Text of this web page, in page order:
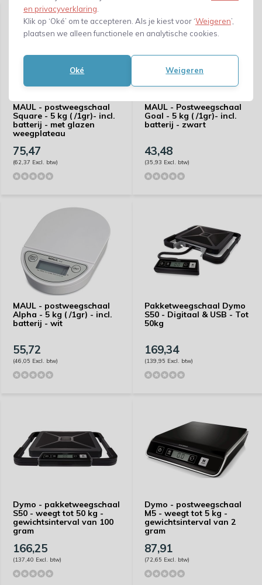
en privacyverklaring
Klik op ‘Oké’ om te accepteren. Als je kiest voor ‘Weigeren’,
plaatsen we alleen functionele en analytische cookies.
Oké Weigeren
MAUL - postweegschaal
Square - 5 kg ( /1gr)- incl.
batterij - met glazen
weegplateau
75,47
(62,37 Excl. btw)
MAUL - Postweegschaal
Goal - 5 kg ( /1gr)- incl.
batterij - zwart
43,48
(35,93 Excl. btw)
MAUL - postweegschaal
Alpha - 5 kg ( /1gr) - incl.
batterij - wit
55,72
(46,05 Excl. btw)
Pakketweegschaal Dymo
S50 - Digitaal & USB - Tot
50kg
169,34
(139,95 Excl. btw)
Dymo - pakketweegschaal
S50 - weegt tot 50 kg -
gewichtsinterval van 100
gram
166,25
(137,40 Excl. btw)
Dymo - postweegschaal
M5 - weegt tot 5 kg -
gewichtsinterval van 2
gram
87,91
(72,65 Excl. btw)